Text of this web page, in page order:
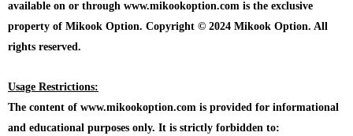
available on or through www.mikookoption.com is the exclusive
property of Mikook Option. Copyright © 2024 Mikook Option. All
rights reserved.
Usage Restrictions:
The content of www.mikookoption.com is provided for informational
and educational purposes only. It is strictly forbidden to: